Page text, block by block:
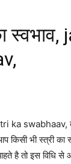
ka swabhaav,
किसी भी स्त्री का
है तो इस विधि से